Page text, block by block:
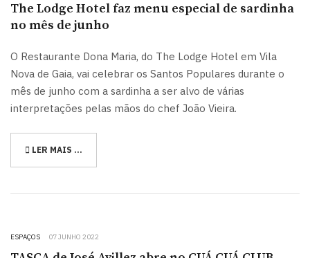
The Lodge Hotel faz menu especial de sardinha
no mês de junho
O Restaurante Dona Maria, do The Lodge Hotel em Vila
Nova de Gaia, vai celebrar os Santos Populares durante o
mês de junho com a sardinha a ser alvo de várias
interpretações pelas mãos do chef João Vieira.
LER MAIS …
ESPAÇOS 07 JUNHO 2022